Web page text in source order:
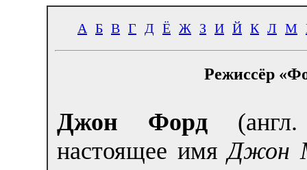
А Б В Г Д Ё Ж З И Й К Л М
Режиссёр
Джон Форд
настоящее имяДжон